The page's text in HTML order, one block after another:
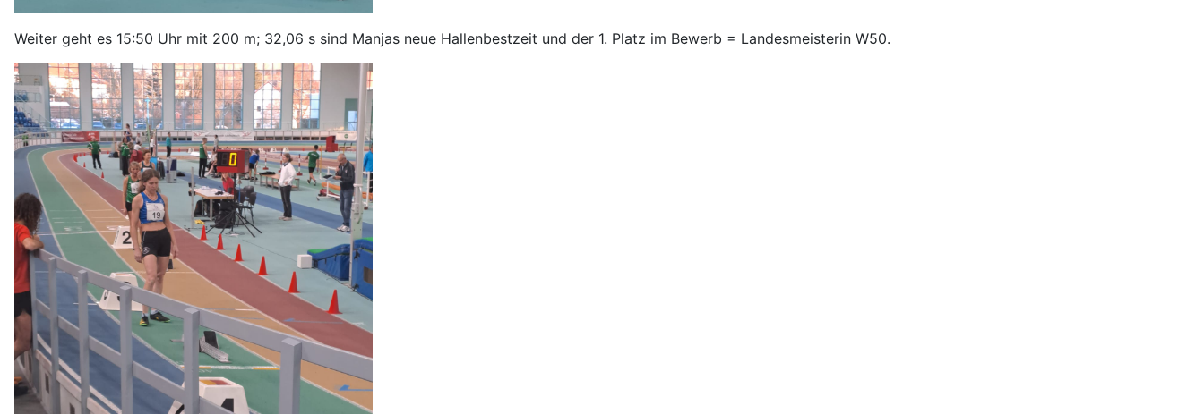
Weiter geht es 15:50 Uhr mit 200 m; 32,06 s sind Manjas neue Hallenbestzeit und der 1. Platz im Bewerb = Landesmeisterin W50.